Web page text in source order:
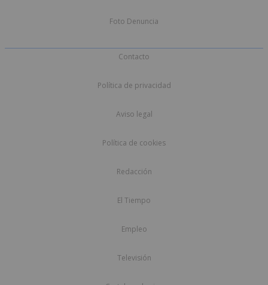
Foto Denuncia
Contacto
Política de privacidad
Aviso legal
Política de cookies
Redacción
El Tiempo
Empleo
Televisión